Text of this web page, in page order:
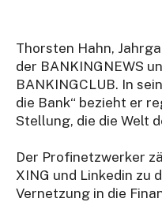
Thorsten Hahn,
der BANKINGNEWS
BANKINGCLUB. In
die Bank“ bezieht er
Stellung, die die Welt
Der Profinetzwerker
XING und Linkedin zu
Vernetzung in die